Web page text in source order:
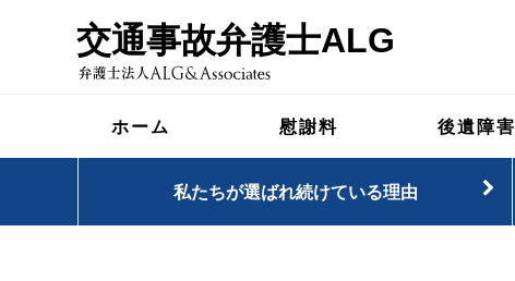
交通事故弁護士ALG
ホーム 慰謝料 後遺障害
私たちが選ばれ続けている理由